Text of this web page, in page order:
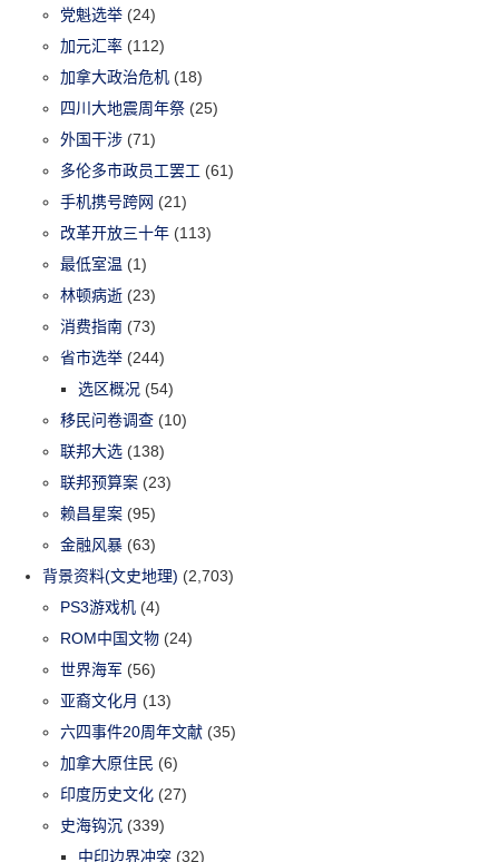
党魁选举 (24)
加元汇率 (112)
加拿大政治危机 (18)
四川大地震周年祭 (25)
外国干涉 (71)
多伦多市政员工罢工 (61)
手机携号跨网 (21)
改革开放三十年 (113)
最低室温 (1)
林顿病逝 (23)
消费指南 (73)
省市选举 (244)
选区概况 (54)
移民问卷调查 (10)
联邦大选 (138)
联邦预算案 (23)
赖昌星案 (95)
金融风暴 (63)
背景资料(文史地理) (2,703)
PS3游戏机 (4)
ROM中国文物 (24)
世界海军 (56)
亚裔文化月 (13)
六四事件20周年文献 (35)
加拿大原住民 (6)
印度历史文化 (27)
史海钩沉 (339)
中印边界冲突 (32)